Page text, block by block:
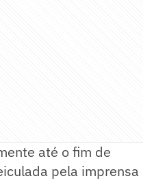
até o fim de
pela imprensa